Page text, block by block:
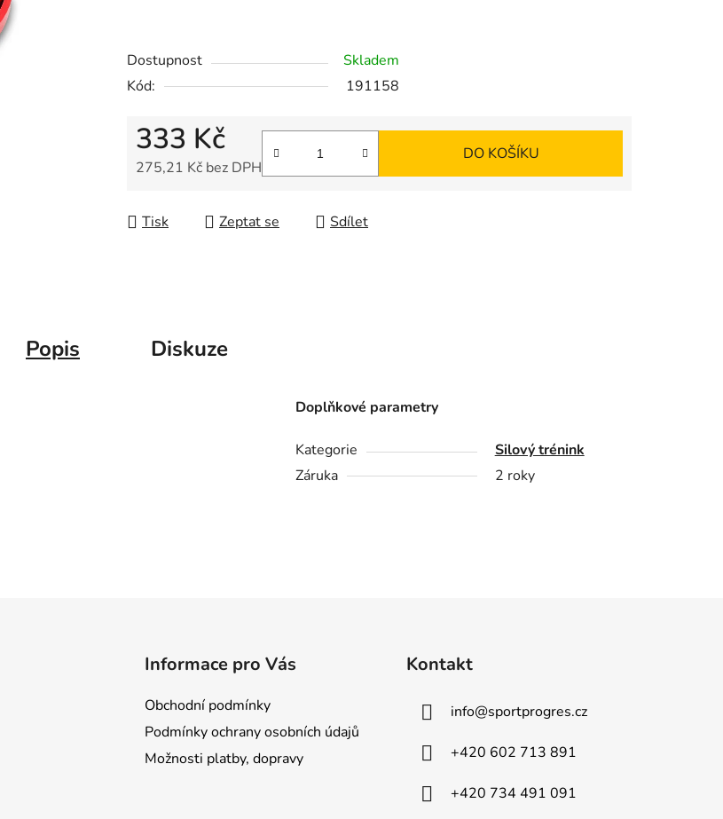
Dostupnost
Skladem
Kód:
191158
333 Kč
275,21 Kč bez DPH
DO KOŠÍKU
Tisk Zeptat se Sdílet
Popis Diskuze
Doplňkové parametry
Kategorie
Silový trénink
Záruka
2 roky
Informace pro Vás
Obchodní podmínky
Podmínky ochrany osobních údajů
Možnosti platby, dopravy
Kontakt
info@sportprogres.cz
+420 602 713 891
+420 734 491 091